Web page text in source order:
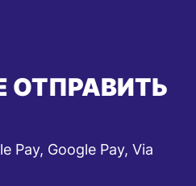
Pay, Google Pay, Via